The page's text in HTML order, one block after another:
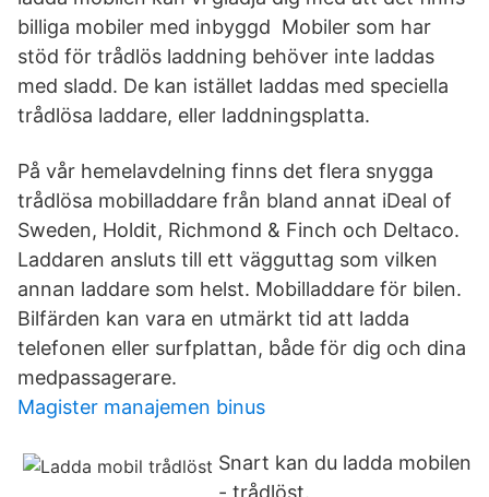
billiga mobiler med inbyggd Mobiler som har
stöd för trådlös laddning behöver inte laddas
med sladd. De kan istället laddas med speciella
trådlösa laddare, eller laddningsplatta.
På vår hemelavdelning finns det flera snygga
trådlösa mobilladdare från bland annat iDeal of
Sweden, Holdit, Richmond & Finch och Deltaco.
Laddaren ansluts till ett vägguttag som vilken
annan laddare som helst. Mobilladdare för bilen.
Bilfärden kan vara en utmärkt tid att ladda
telefonen eller surfplattan, både för dig och dina
medpassagerare.
Magister manajemen binus
Snart kan du ladda mobilen
- trådlöst.